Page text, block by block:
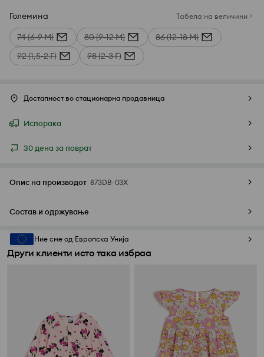
Големина Табела на величини
74 (6-9 М) 80 (9-12 М)
86 (12-18 М)
92 (1,5-2 Г)
98 (2-3 Г)
Достапност во стационарна продавница
Испорака
30 дена за поврат
Опис на производот 873DB-03X
Состав и одржување
Ние сме од Европска Унија
Други клиенти исто така избраа